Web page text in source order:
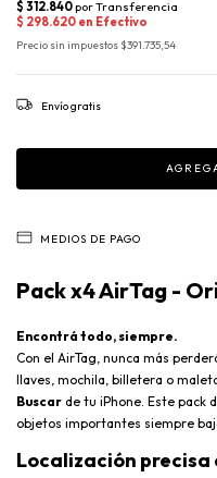
Precio sin impuestos $391.735,54
Envío gratis
MEDIOS DE PAGO
Pack x4 AirTag -
Encontrá todo, siempre.
Con el AirTag, nunca más
llaves, mochila, billetera o
Buscar de tu iPhone. Este pack
objetos importantes siempre
Localización precisa